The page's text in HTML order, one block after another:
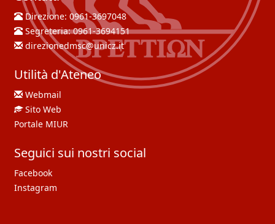
Direzione:0961-3697048
Segreteria:0961-3694151
direzionedmsc@unicz.it
Utilità d'Ateneo
Webmail
Sito Web
Portale MIUR
Seguici sui nostri social
Facebook
Instagram